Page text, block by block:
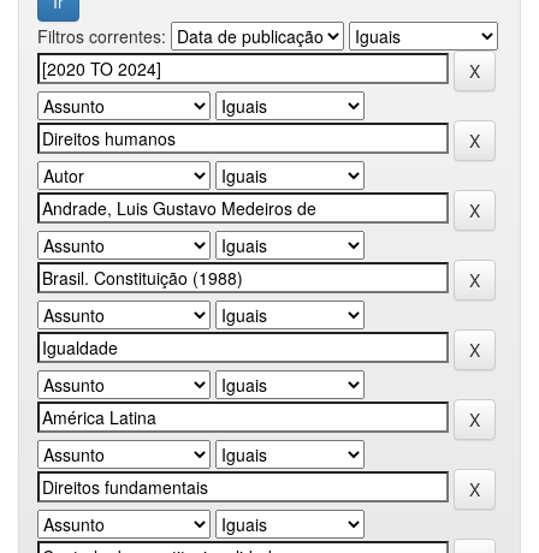
Filtros correntes: